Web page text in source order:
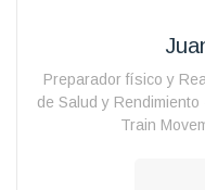
Preparador físico y
de Salud y
Train